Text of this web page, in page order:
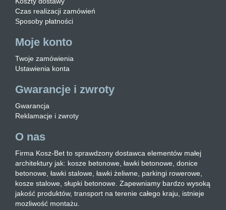
Czas realizacji zamówień
Sposoby płatności
Moje konto
Twoje zamówienia
Ustawienia konta
Gwarancje i zwroty
Gwarancja
Reklamacje i zwroty
O nas
Firma Kosz-Bet to sprawdzony dostawca elementów małej
architektury jak: kosze betonowe, ławki betonowe, donice
betonowe, ławki stalowe, ławki żeliwne, parkingi rowerowe,
kosze stalowe, słupki betonowe. Zapewniamy bardzo wysoką
jakość produktów, transport na terenie całego kraju, istnieje
mozliwość montażu.